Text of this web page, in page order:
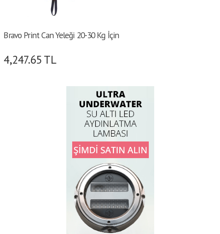
Bravo Print Can Yeleği 20-30 Kg İçin
4,247.65 TL